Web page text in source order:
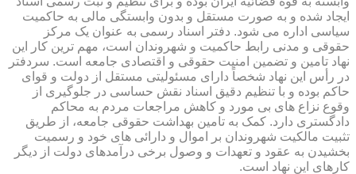
ایجاد شده و به صورت مستقل و بدون وابستگی مالی به حاکمیت
سیاسی اداره می شود. دفتر اسناد رسمی به عنوان یک مرکز
حقوقی و مدنی رابط حاکمیت و شهروندان است، مهم ترین کار این
نهاد تامین و تضمین امنیت حقوقی و اقتصادی جامعه است. سردفتر
در رأس این نهاد شخصاً دارای مسئولیتی مستقل از دولت و قوای
حاکم بوده و با تنظیم دقیق اسناد نقش حساسی در جلوگیری از
وقوع نزاع های بی مورد و کاهش مراجعات مردم به محاکم
دادگستری دارد. کمک به تامین بهداشت حقوقی جامعه، از طریق
تثبیت مالکیت شهروندان بر اموال و دارائی های خود و رسمیت
بخشیدن به عقود و تعهدات و وصول برخی درآمدهای دولت از دیگر
کارهای این نهاد است.